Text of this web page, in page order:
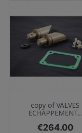
copy of VALVES
ECHAPPEMENT...
Price
€264.00